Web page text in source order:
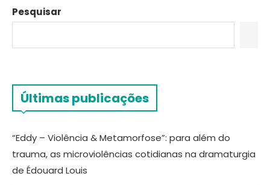
Pesquisar
Últimas publicações
“Eddy – Violência & Metamorfose”: para além do
trauma, as microviolências cotidianas na dramaturgia
de Édouard Louis